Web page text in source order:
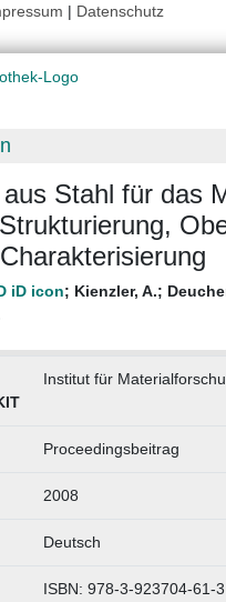
| Datenschutz
Stahl für das
; Kienzler, A.;
Institut für
Proceedingsbeitrag
2008
Deutsch
ISBN: 978-3-923704-61-3